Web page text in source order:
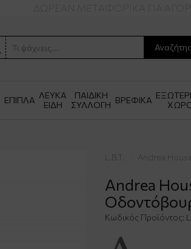
ΔΩΡΕΑΝ ΜΕΤΑΦΟΡΙΚΑ ΓΙΑ
ΕΠΙΠΛΑ ΛΕΥΚΑ
ΕΙΔΗ
ΠΑΙΔΙΚΗ
ΣΥΛΛΟΓΗ ΒΡΕΦΙΚΑ
L.B.T. Andrea
Andrea
Κωδικός Προϊόντος: